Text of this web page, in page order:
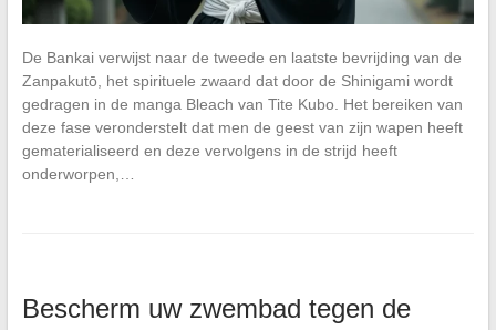
De Bankai verwijst naar de tweede en laatste bevrijding van de
Zanpakutō, het spirituele zwaard dat door de Shinigami wordt
gedragen in de manga Bleach van Tite Kubo. Het bereiken van
deze fase veronderstelt dat men de geest van zijn wapen heeft
gematerialiseerd en deze vervolgens in de strijd heeft
onderworpen,…
Bescherm uw zwembad tegen de